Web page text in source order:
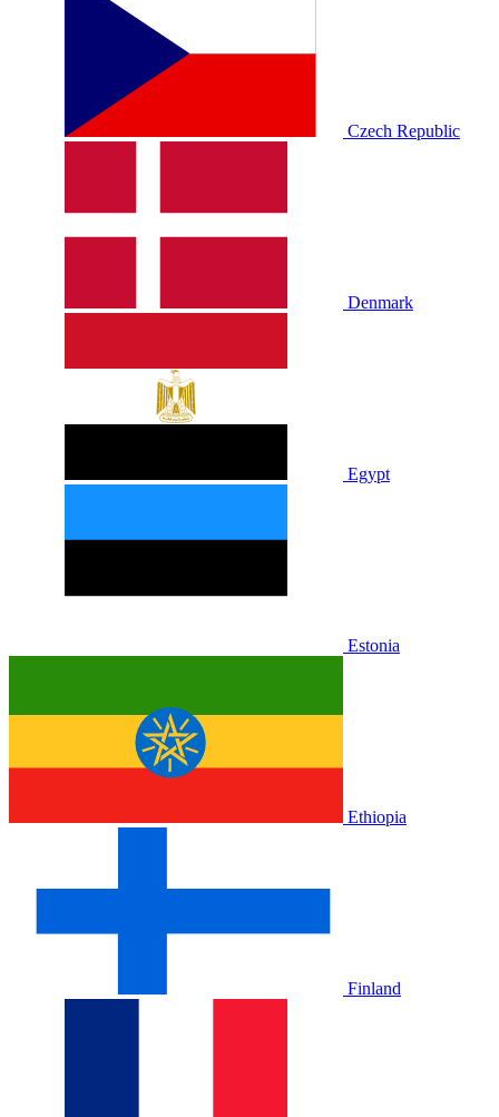
Czech Republic
Denmark
Egypt
Estonia
Ethiopia
Finland